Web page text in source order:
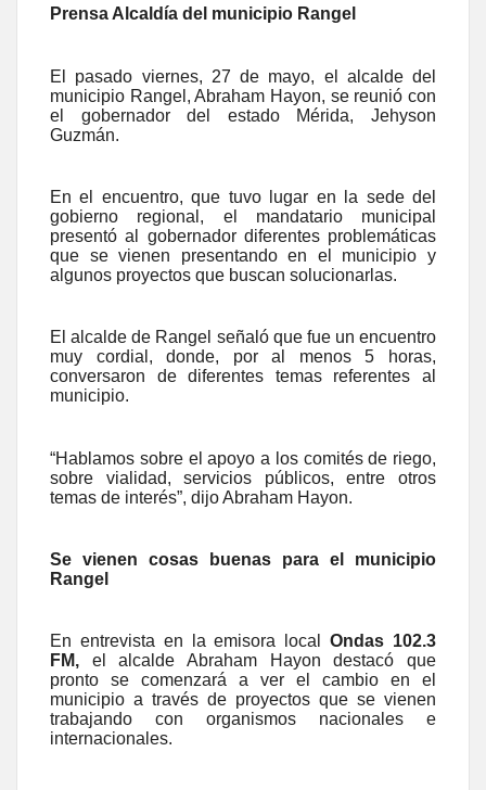
Prensa Alcaldía del municipio Rangel
El pasado viernes, 27 de mayo, el alcalde del
municipio Rangel, Abraham Hayon, se reunió con
el gobernador del estado Mérida, Jehyson
Guzmán.
En el encuentro, que tuvo lugar en la sede del
gobierno regional, el mandatario municipal
presentó al gobernador diferentes problemáticas
que se vienen presentando en el municipio y
algunos proyectos que buscan solucionarlas.
El alcalde de Rangel señaló que fue un encuentro
muy cordial, donde, por al menos 5 horas,
conversaron de diferentes temas referentes al
municipio.
“Hablamos sobre el apoyo a los comités de riego,
sobre vialidad, servicios públicos, entre otros
temas de interés”, dijo Abraham Hayon.
Se vienen cosas buenas para el municipio
Rangel
En entrevista en la emisora localOndas 102.3
FM, el alcalde Abraham Hayon destacó que
pronto se comenzará a ver el cambio en el
municipio a través de proyectos que se vienen
trabajando con organismos nacionales e
internacionales.